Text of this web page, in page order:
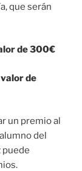
que serán
de 300€
de
un premio al
del
puede